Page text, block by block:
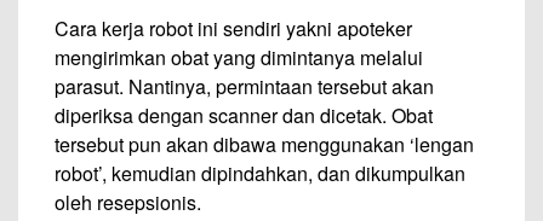
Cara kerja robot ini sendiri yakni apoteker
mengirimkan obat yang dimintanya melalui
parasut. Nantinya, permintaan tersebut akan
diperiksa dengan scanner dan dicetak. Obat
tersebut pun akan dibawa menggunakan ‘lengan
robot’, kemudian dipindahkan, dan dikumpulkan
oleh resepsionis.